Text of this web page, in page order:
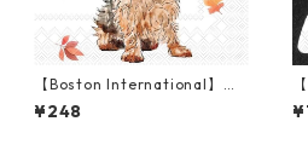
【Boston International】バ
ラ売り2枚 カクテルサイズ ペ
ーパーナプキン Autumn Favo
¥248